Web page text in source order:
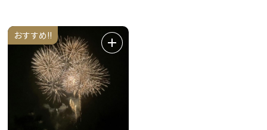
おすすめ!!